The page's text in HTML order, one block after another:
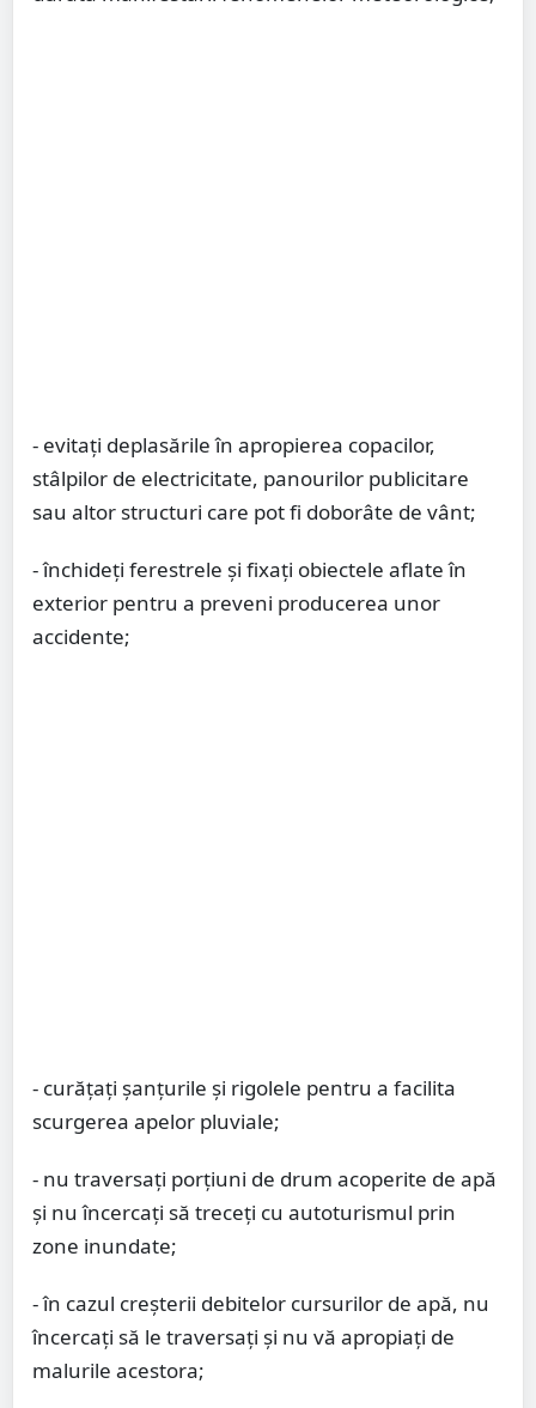
- evitați deplasările în apropierea copacilor,
stâlpilor de electricitate, panourilor publicitare
sau altor structuri care pot fi doborâte de vânt;
- închideți ferestrele și fixați obiectele aflate în
exterior pentru a preveni producerea unor
accidente;
- curățați șanțurile și rigolele pentru a facilita
scurgerea apelor pluviale;
- nu traversați porțiuni de drum acoperite de apă
și nu încercați să treceți cu autoturismul prin
zone inundate;
- în cazul creșterii debitelor cursurilor de apă, nu
încercați să le traversați și nu vă apropiați de
malurile acestora;